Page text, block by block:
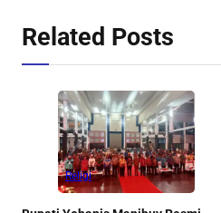
Related Posts
Religi